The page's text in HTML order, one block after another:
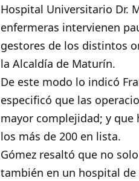
Hospital Universitario Dr.
enfermeras intervienen
gestores de los distintos
la Alcaldía de Maturín.
De este modo lo indicó
especificó que las
mayor complejidad; y que
los más de 200 en lista.
Gómez resaltó que no
también en un hospital